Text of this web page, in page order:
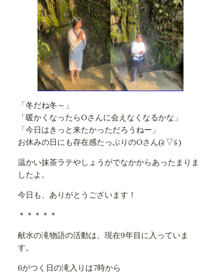
「冬だね冬～」
「暖かくなったらOさんに会えなくなるかな」
「今日はきっと来たかっただろうねー」
お休みの日にも存在感たっぷりのOさん(≧▽≦)
温かい抹茶ラテやしょうがでなかからあったまりま
したよ。
今日も、ありがとうございます！
＊＊＊＊＊
献水の滝物語の活動は、現在9年目に入っていま
す。
6がつく日の滝入りは7時から